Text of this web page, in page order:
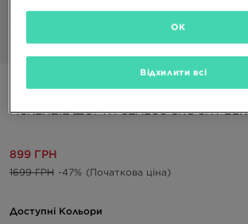
ONLY AT JD
MCKENZIE ШОРТИ CEALUS CRG SHT BLK
899 ГРН
1699 ГРН -47% (Початкова ціна)
Доступні Кольори
Відхилити всі
OK